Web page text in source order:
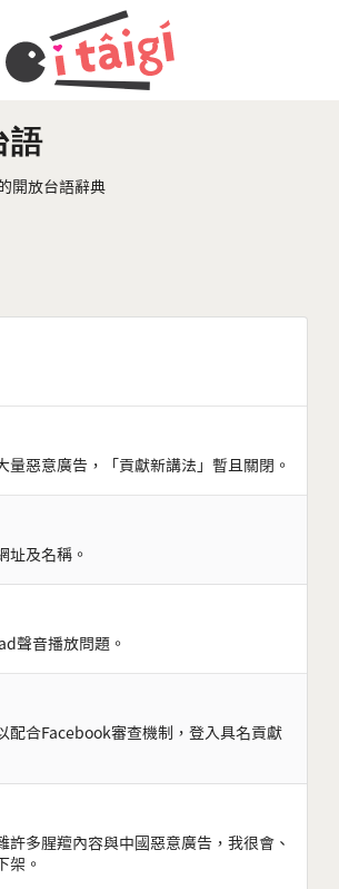
語
開放台語辭典
量惡意廣告，「貢獻新講法」暫且關閉。
址及名稱。
聲音播放問題。
配合Facebook審查機制，登入具名貢獻
許多腥羶內容與中國惡意廣告，我很會、
架。